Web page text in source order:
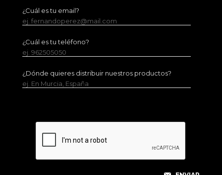
¿Cuál es tu email?
ej. fernandoperez@mail.com
¿Cuál es tu teléfono?
ej. 962505050
¿Dónde quieres distribuir nuestros productos?
ej. En Murcia, España